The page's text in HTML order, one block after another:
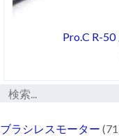
Pro.C R-
ブラシレスモーター